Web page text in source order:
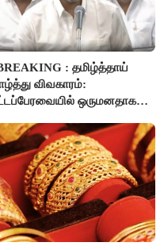
: தமிழ்த்தாய்
விவகாரம்:
ஒருமனதாக